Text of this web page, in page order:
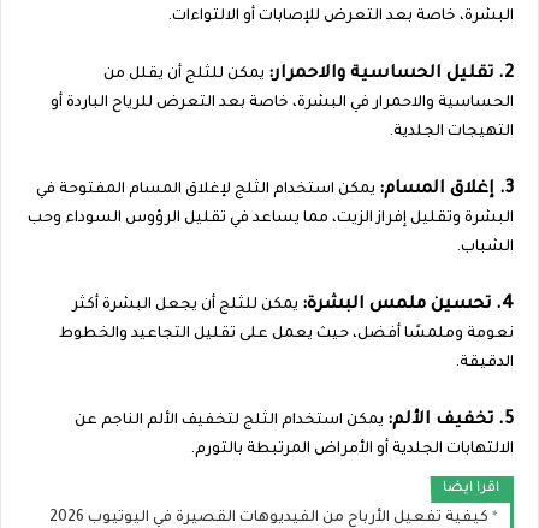
البشرة، خاصة بعد التعرض للإصابات أو الالتواءات.
2. تقليل الحساسية والاحمرار:
يمكن للثلج أن يقلل من
الحساسية والاحمرار في البشرة، خاصة بعد التعرض للرياح الباردة أو
التهيجات الجلدية.
3. إغلاق المسام:
يمكن استخدام الثلج لإغلاق المسام المفتوحة في
البشرة وتقليل إفراز الزيت، مما يساعد في تقليل الرؤوس السوداء وحب
الشباب.
4. تحسين ملمس البشرة:
يمكن للثلج أن يجعل البشرة أكثر
نعومة وملمسًا أفضل، حيث يعمل على تقليل التجاعيد والخطوط
الدقيقة.
5. تخفيف الألم:
يمكن استخدام الثلج لتخفيف الألم الناجم عن
الالتهابات الجلدية أو الأمراض المرتبطة بالتورم.
اقرا ايضا
كيفية تفعيل الأرباح من الفيديوهات القصيرة في اليوتيوب 2026